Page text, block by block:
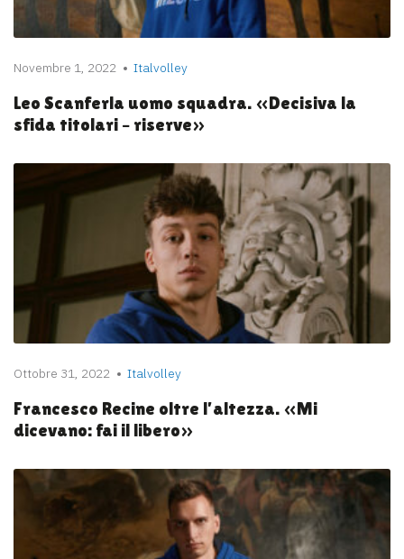
Novembre 1, 2022 Italvolley
Leo Scanferla uomo squadra. «Decisiva la
sfida titolari – riserve»
Ottobre 31, 2022 Italvolley
Francesco Recine oltre l’altezza. «Mi
dicevano: fai il libero»